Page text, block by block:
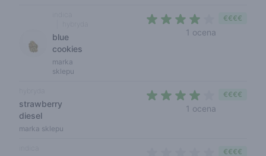
blue
cookies
marka
sklepu
1 ocena
€€€€
strawberry
diesel
marka sklepu
1 ocena
€€€€
€€€€